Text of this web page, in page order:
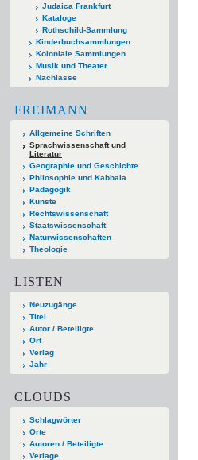
Judaica Frankfurt
Kataloge
Rothschild-Sammlung
Kinderbuchsammlungen
Koloniale Sammlungen
Musik und Theater
Nachlässe
FREIMANN
Allgemeine Schriften
Sprachwissenschaft und
Literatur
Geographie und Geschichte
Philosophie und Kabbala
Pädagogik
Künste
Rechtswissenschaft
Staatswissenschaft
Naturwissenschaften
Theologie
LISTEN
Neuzugänge
Titel
Autor / Beteiligte
Ort
Verlag
Jahr
CLOUDS
Schlagwörter
Orte
Autoren / Beteiligte
Verlage